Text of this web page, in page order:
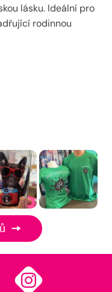
lásku. Ideální pro
rodinnou